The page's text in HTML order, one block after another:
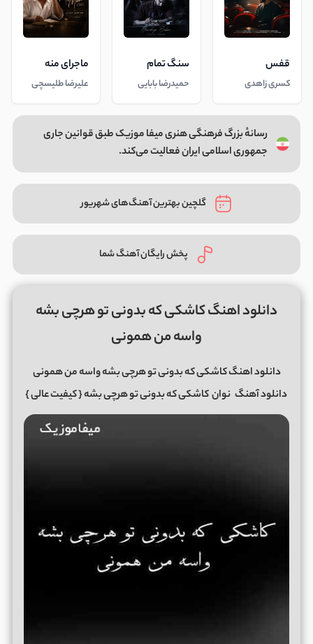
قفس
کسری زاهدی
سنگ تمام
حمیدرضا بابایی
ماجرای منه
علیرضا طلیسچی
رسانهٔ بزرگ فرهنگی هنری میفا موزیک طبق قوانین جاری
جمهوری اسلامی ایران فعالیت می‌کند.
گلچین بهترین آهنگ‌های شهریور
پخش رایگان آهنگ شما
دانلود اهنگ کاشکی که بدونی تو هرچی بشه
واسه من همونی
دانلود اهنگ کاشکی که بدونی تو هرچی بشه واسه من همونی
دانلود آهنگ نوانکاشکی که بدونی تو هرچی بشه{ کیفیت عالی }